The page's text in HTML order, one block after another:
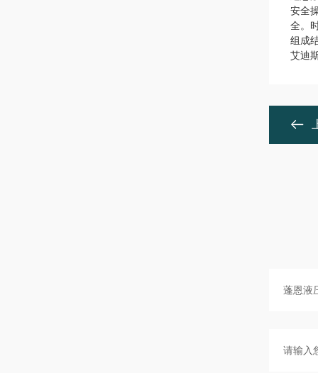
安全
全。
组成
艾迪